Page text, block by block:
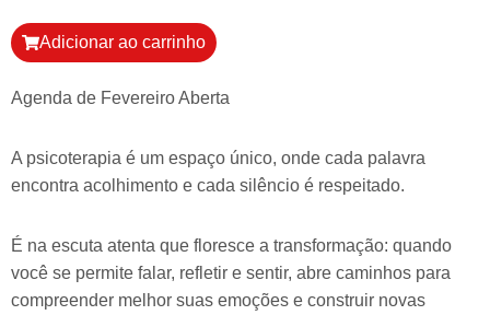
Adicionar ao carrinho
Agenda de Fevereiro Aberta
A psicoterapia é um espaço único, onde cada palavra
encontra acolhimento e cada silêncio é respeitado.
É na escuta atenta que floresce a transformação: quando
você se permite falar, refletir e sentir, abre caminhos para
compreender melhor suas emoções e construir novas